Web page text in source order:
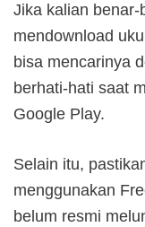
Jika kalian
mendownload
bisa mencarinya
berhati-hati saat
Google Play.
Selain itu,
menggunakan
belum resmi